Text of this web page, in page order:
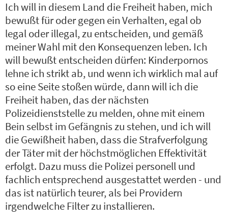
Ich will in diesem Land die Freiheit haben, mich
bewußt für oder gegen ein Verhalten, egal ob
legal oder illegal, zu entscheiden, und gemäß
meiner Wahl mit den Konsequenzen leben. Ich
will bewußt entscheiden dürfen: Kinderpornos
lehne ich strikt ab, und wenn ich wirklich mal auf
so eine Seite stoßen würde, dann will ich die
Freiheit haben, das der nächsten
Polizeidienststelle zu melden, ohne mit einem
Bein selbst im Gefängnis zu stehen, und ich will
die Gewißheit haben, dass die Strafverfolgung
der Täter mit der höchstmöglichen Effektivität
erfolgt. Dazu muss die Polizei personell und
fachlich entsprechend ausgestattet werden - und
das ist natürlich teurer, als bei Providern
irgendwelche Filter zu installieren.